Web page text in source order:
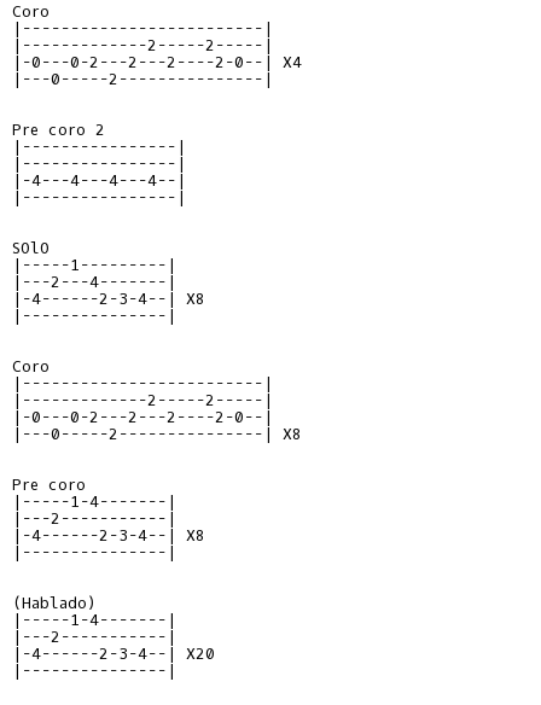
Coro
|-------------------------|
|-------------2-----2-----|
|-0---0-2---2---2----2-0--| X4
|---0-----2---------------|
Pre coro 2
|----------------|
|----------------|
|-4---4---4---4--|
|----------------|
SOlO
|-----1---------|
|---2---4-------|
|-4------2-3-4--| X8
|---------------|
Coro
|-------------------------|
|-------------2-----2-----|
|-0---0-2---2---2----2-0--|
|---0-----2---------------| X8
Pre coro
|-----1-4-------|
|---2-----------|
|-4------2-3-4--| X8
|---------------|
(Hablado)
|-----1-4-------|
|---2-----------|
|-4------2-3-4--| X20
|---------------|